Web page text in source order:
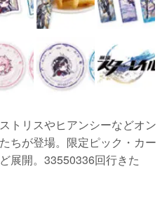
トリスやヒアンシーなどオン
ちが登場。限定ピック・カー
展開。33550336回行きた